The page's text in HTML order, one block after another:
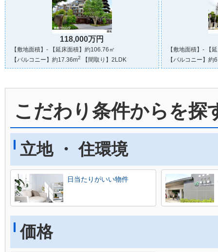
118,000万円
【敷地面積】- 【延床面積】約106.76㎡
【バルコニー】約17.36m2 【間取り】2LDK
【敷地面積】- 【
【バルコニー】約
こだわり条件からを探
立地 ・ 住環境
日当たりがいい物件
価格